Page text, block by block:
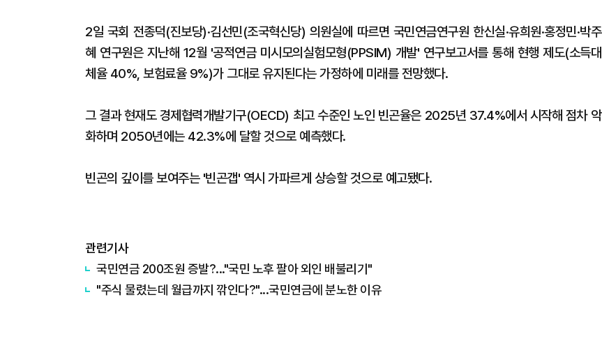
2일 국회 전종덕(진보당)·김선민(조국혁신당) 의원실에 따르면 국민연금연구원 한신실·유희원·홍정민·박주
혜 연구원은 지난해 12월 '공적연금 미시모의실험모형(PPSIM) 개발' 연구보고서를 통해 현행 제도(소득대
체율 40%, 보험료율 9%)가 그대로 유지된다는 가정하에 미래를 전망했다.
그 결과 현재도 경제협력개발기구(OECD) 최고 수준인 노인 빈곤율은 2025년 37.4%에서 시작해 점차 악
화하며 2050년에는 42.3%에 달할 것으로 예측했다.
빈곤의 깊이를 보여주는 '빈곤갭' 역시 가파르게 상승할 것으로 예고됐다.
관련기사
국민연금 200조원 증발?..."국민 노후 팔아 외인 배불리기"
"주식 물렸는데 월급까지 깎인다?"...국민연금에 분노한 이유